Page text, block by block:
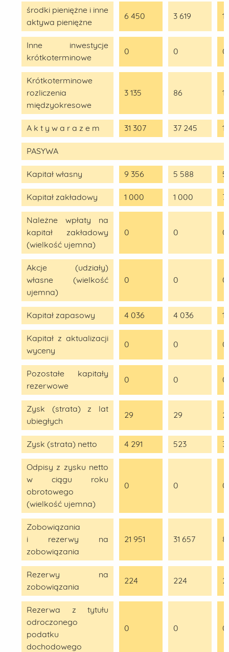
środki pieniężne i inne
aktywa pieniężne
6 450 3 619 1
Inne inwestycje
krótkoterminowe
0 0 0
Krótkoterminowe
rozliczenia
międzyokresowe
3 135 86 1
A k t y w a r a z e m 31 307 37 245
PASYWA
Kapitał własny 9 356 5 588 5
Kapitał zakładowy 1 000 1 000
Należne wpłaty na
kapitał zakładowy
(wielkość ujemna)
0 0 0
Akcje (udziały)
własne (wielkość
ujemna)
0 0 0
Kapitał zapasowy 4 036 4 036 1
Kapitał z aktualizacji
wyceny
0 0 0
Pozostałe kapitały
rezerwowe
0 0 0
Zysk (strata) z lat
ubiegłych
29 29
Zysk (strata) netto 4 291 523 3
Odpisy z zysku netto
w ciągu roku
obrotowego
(wielkość ujemna)
0 0 0
Zobowiązania
i rezerwy na
zobowiązania
21 951 31 657
Rezerwy na
zobowiązania
224 224
Rezerwa z tytułu
odroczonego
podatku
dochodowego
0 0 0